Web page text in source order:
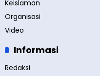
Keislaman
Organisasi
Video
Informasi
Redaksi